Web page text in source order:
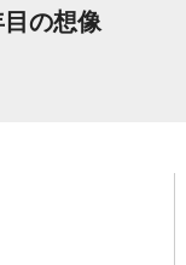
の想像